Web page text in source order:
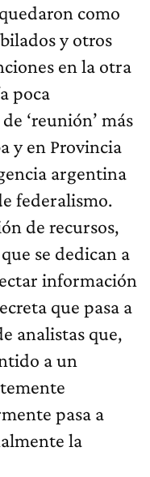
como
y otros
en la otra
poca
‘reunión’ más
y en Provincia
argentina
federalismo.
de recursos,
se dedican a
información
que pasa a
analistas que,
a un
pasa a
la